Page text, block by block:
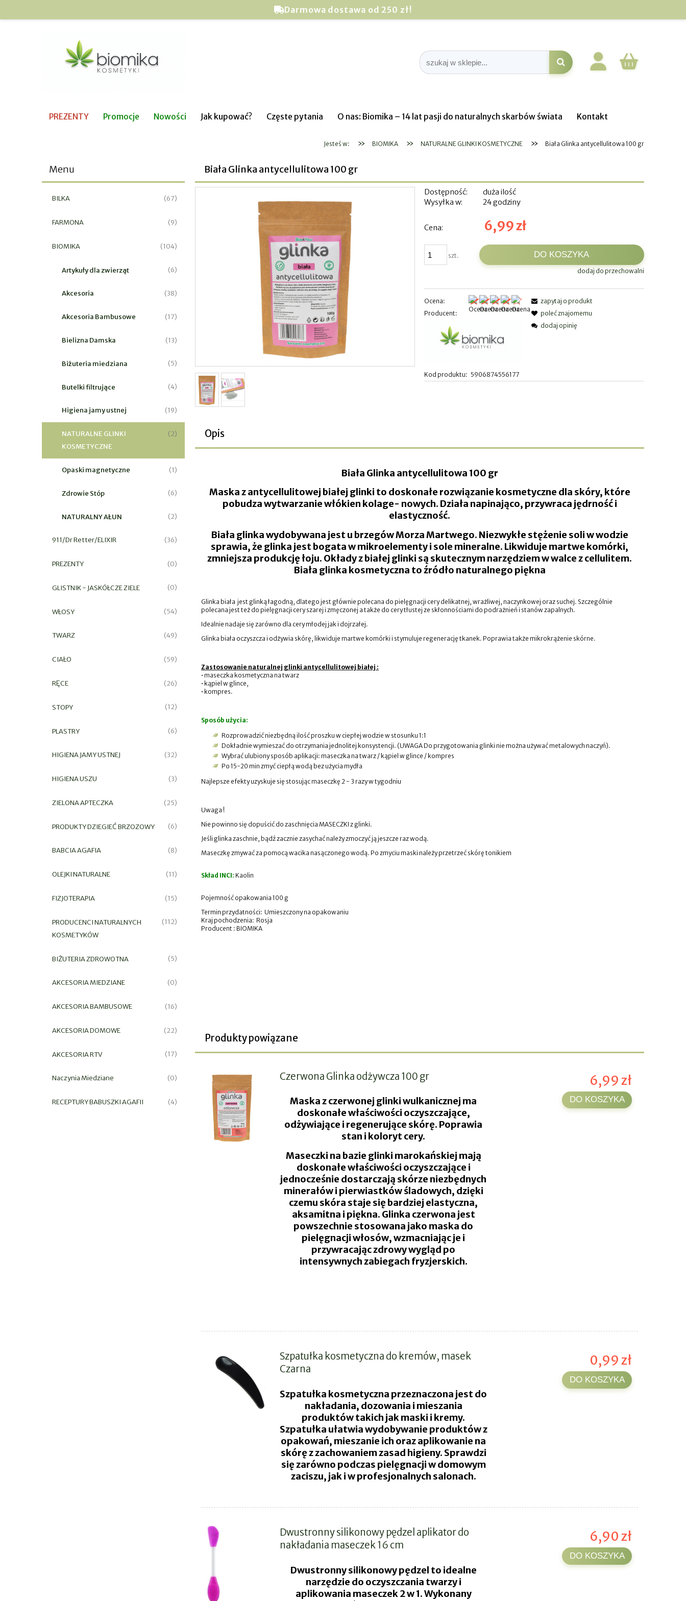
Darmowa dostawa od 250 zł!
PREZENTY Promocje Nowości Jak kupować? Częste pytania O nas: Biomika – 14 lat pasji do naturalnych skarbów świata Kontakt
Jesteś w: » BIOMIKA » NATURALNE GLINKI KOSMETYCZNE » Biała Glinka antycellulitowa 100 gr
Menu
BILKA (67)
FARMONA (9)
BIOMIKA (104)
Artykuły dla zwierząt (6)
Akcesoria (38)
Akcesoria Bambusowe (17)
Bielizna Damska (13)
Biżuteria miedziana (5)
Butelki filtrujące (4)
Higiena jamy ustnej (19)
NATURALNE GLINKI
KOSMETYCZNE
(2)
Opaski magnetyczne (1)
Zdrowie Stóp (6)
NATURALNY AŁUN (2)
911/Dr Retter/ELIXIR (36)
PREZENTY (0)
GLISTNIK - JASKÓŁCZE ZIELE (0)
WŁOSY (54)
TWARZ (49)
CIAŁO (59)
RĘCE (26)
STOPY (12)
PLASTRY (6)
HIGIENA JAMY USTNEJ (32)
HIGIENA USZU (3)
ZIELONA APTECZKA (25)
PRODUKTY DZIEGIEĆ BRZOZOWY (6)
BABCIA AGAFIA (8)
OLEJKI NATURALNE (11)
FIZJOTERAPIA (15)
PRODUCENCI NATURALNYCH
KOSMETYKÓW
(112)
BIŻUTERIA ZDROWOTNA (5)
AKCESORIA MIEDZIANE (0)
AKCESORIA BAMBUSOWE (16)
AKCESORIA DOMOWE (22)
AKCESORIA RTV (17)
Naczynia Miedziane (0)
RECEPTURY BABUSZKI AGAFII (4)
Biała Glinka antycellulitowa 100 gr
Dostępność:
duża ilość
Wysyłka w:
24 godziny
Cena: 6,99 zł
szt. DO KOSZYKA
dodaj do przechowalni
Ocena:
Producent:
Kod produktu: 5906874556177
zapytaj o produkt
poleć znajomemu
dodaj opinię
Opis
Biała Glinka antycellulitowa 100 gr
Maska z antycellulitowej białej glinki to doskonałe rozwiązanie kosmetyczne dla skóry, które
pobudza wytwarzanie włókien kolage- nowych. Działa napinająco, przywraca jędrność i
elastyczność.
Biała glinka wydobywana jest u brzegów Morza Martwego. Niezwykłe stężenie soli w wodzie
sprawia, że glinka jest bogata w mikroelementy i sole mineralne. Likwiduje martwe komórki,
zmniejsza produkcję łoju. Okłady z białej glinki są skutecznym narzędziem w walce z cellulitem.
Biała glinka kosmetyczna to źródło naturalnego piękna
Glinka biała jest glinką łagodną, dlatego jest głównie polecana do pielęgnacji cery delikatnej, wrażliwej, naczynkowej oraz suchej. Szczególnie
polecana jest też do pielęgnacji cery szarej i zmęczonej a także do cery tłustej ze skłonnościami do podrażnień i stanów zapalnych.
Idealnie nadaje się zarówno dla cery młodej jak i dojrzałej.
Glinka biała oczyszcza i odżywia skórę, likwiduje martwe komórki i stymuluje regenerację tkanek. Poprawia także mikrokrążenie skórne.
Zastosowanie naturalnej glinki antycellulitowej białej :
• maseczka kosmetyczna na twarz
• kąpiel w glince,
• kompres.
Sposób użycia:
Rozprowadzić niezbędną ilość proszku w ciepłej wodzie w stosunku 1:1
Dokładnie wymieszać do otrzymania jednolitej konsystencji. (UWAGA Do przygotowania glinki nie można używać metalowych naczyń).
Wybrać ulubiony sposób aplikacji: maseczka na twarz / kąpiel w glince / kompres
Po 15-20 min zmyć ciepłą wodą bez użycia mydła
Najlepsze efekty uzyskuje się stosując maseczkę 2 - 3 razy w tygodniu
Uwaga !
Nie powinno się dopuścić do zaschnięcia MASECZKI z glinki.
Jeśli glinka zaschnie, bądź zacznie zasychać należy zmoczyć ją jeszcze raz wodą.
Maseczkę zmywać za pomocą wacika nasączonego wodą. Po zmyciu maski należy przetrzeć skórę tonikiem
Skład INCI: Kaolin
Pojemność opakowania 100 g
Termin przydatności: Umieszczony na opakowaniu
Kraj pochodzenia: Rosja
Producent : BIOMIKA
Produkty powiązane
Czerwona Glinka odżywcza 100 gr
Maska z czerwonej glinki wulkanicznej ma
doskonałe właściwości oczyszczające,
odżywiające i regenerujące skórę. Poprawia
stan i koloryt cery.
Maseczki na bazie glinki marokańskiej mają
doskonałe właściwości oczyszczające i
jednocześnie dostarczają skórze niezbędnych
minerałów i pierwiastków śladowych, dzięki
czemu skóra staje się bardziej elastyczna,
aksamitna i piękna. Glinka czerwona jest
powszechnie stosowana jako maska do
pielęgnacji włosów, wzmacniając je i
przywracając zdrowy wygląd po
intensywnych zabiegach fryzjerskich.
6,99 zł
DO KOSZYKA
Szpatułka kosmetyczna do kremów, masek
Czarna
Szpatułka kosmetyczna przeznaczona jest do
nakładania, dozowania i mieszania
produktów takich jak maski i kremy.
Szpatułka ułatwia wydobywanie produktów z
opakowań, mieszanie ich oraz aplikowanie na
skórę z zachowaniem zasad higieny. Sprawdzi
się zarówno podczas pielęgnacji w domowym
zaciszu, jak i w profesjonalnych salonach.
0,99 zł
DO KOSZYKA
Dwustronny silikonowy pędzel aplikator do
nakładania maseczek 16 cm
Dwustronny silikonowy pędzel to idealne
narzędzie do oczyszczania twarzy i
aplikowania maseczek 2 w 1. Wykonany
6,90 zł
DO KOSZYKA